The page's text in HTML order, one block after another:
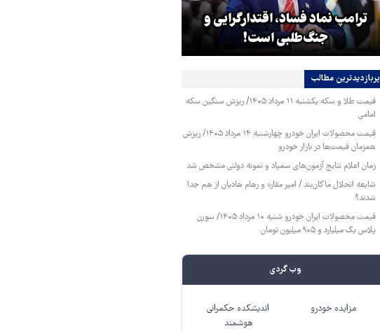
ترامپ نماد فساد، اقتدارگرایی و
جنگ‌طلبی است!
پربازدیدترین‌ مطالب
قیمت طلا و سکه یکشنبه ۱۱ مرداد ۱۴۰۵/ ریزش سنگین سکه
امامی
قیمت محصولات ایران خودرو چهارشنبه ۱۴ مرداد ۱۴۰۵/ ریزش
همزمان قیمت‌ها در بازار خودرو
زمان اعلام نتایج آزمون‌های سمپاد و نمونه دولتی مشخص شد
شایعه انحلال ماکان‌بند / امیر مقاره و رهام هادیان از هم جدا
شدند؟
قیمت محصولات ایران خودرو شنبه ۱۰ مرداد ۱۴۰۵/ سورن
پلاس یک میلیارد و ۹۰۵ میلیون تومان
وب گردی
مزایده خودرو
اندیشکده حکمرانی
هوشمند